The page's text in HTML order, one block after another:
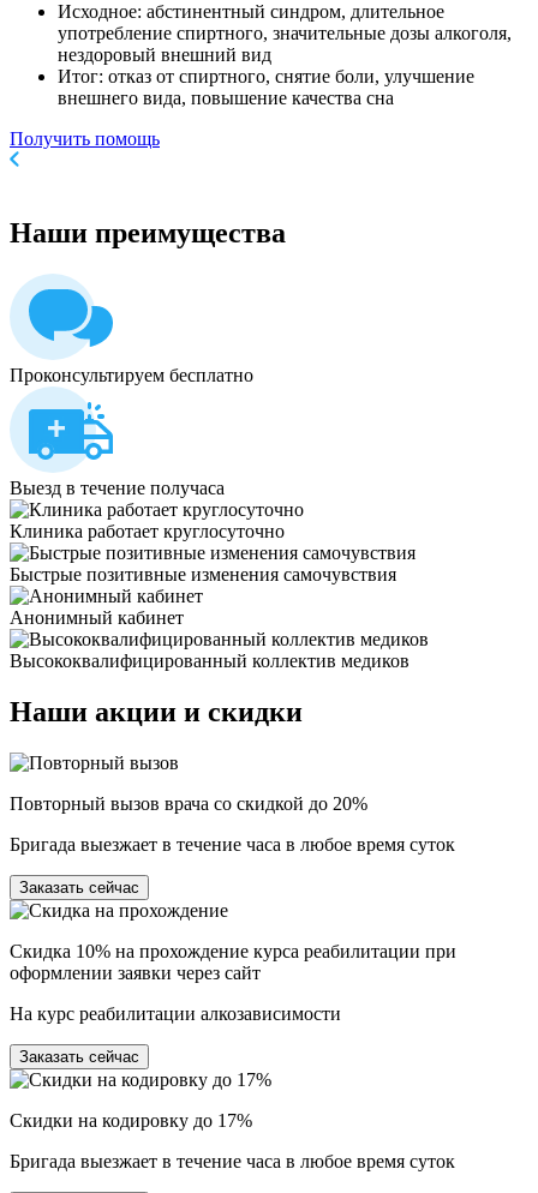
Исходное: абстинентный синдром, длительное
употребление спиртного, значительные дозы алкоголя,
нездоровый внешний вид
Итог: отказ от спиртного, снятие боли, улучшение
внешнего вида, повышение качества сна
Получить помощь
Наши преимущества
Проконсультируем бесплатно
Выезд в течение получаса
Клиника работает круглосуточно
Быстрые позитивные изменения самочувствия
Анонимный кабинет
Высококвалифицированный коллектив медиков
Наши акции и скидки
Повторный вызов врача со скидкой до 20%
Бригада выезжает в течение часа в любое время суток
Заказать сейчас
Скидка 10% на прохождение курса реабилитации при
оформлении заявки через сайт
На курс реабилитации алкозависимости
Заказать сейчас
Скидки на кодировку до 17%
Бригада выезжает в течение часа в любое время суток